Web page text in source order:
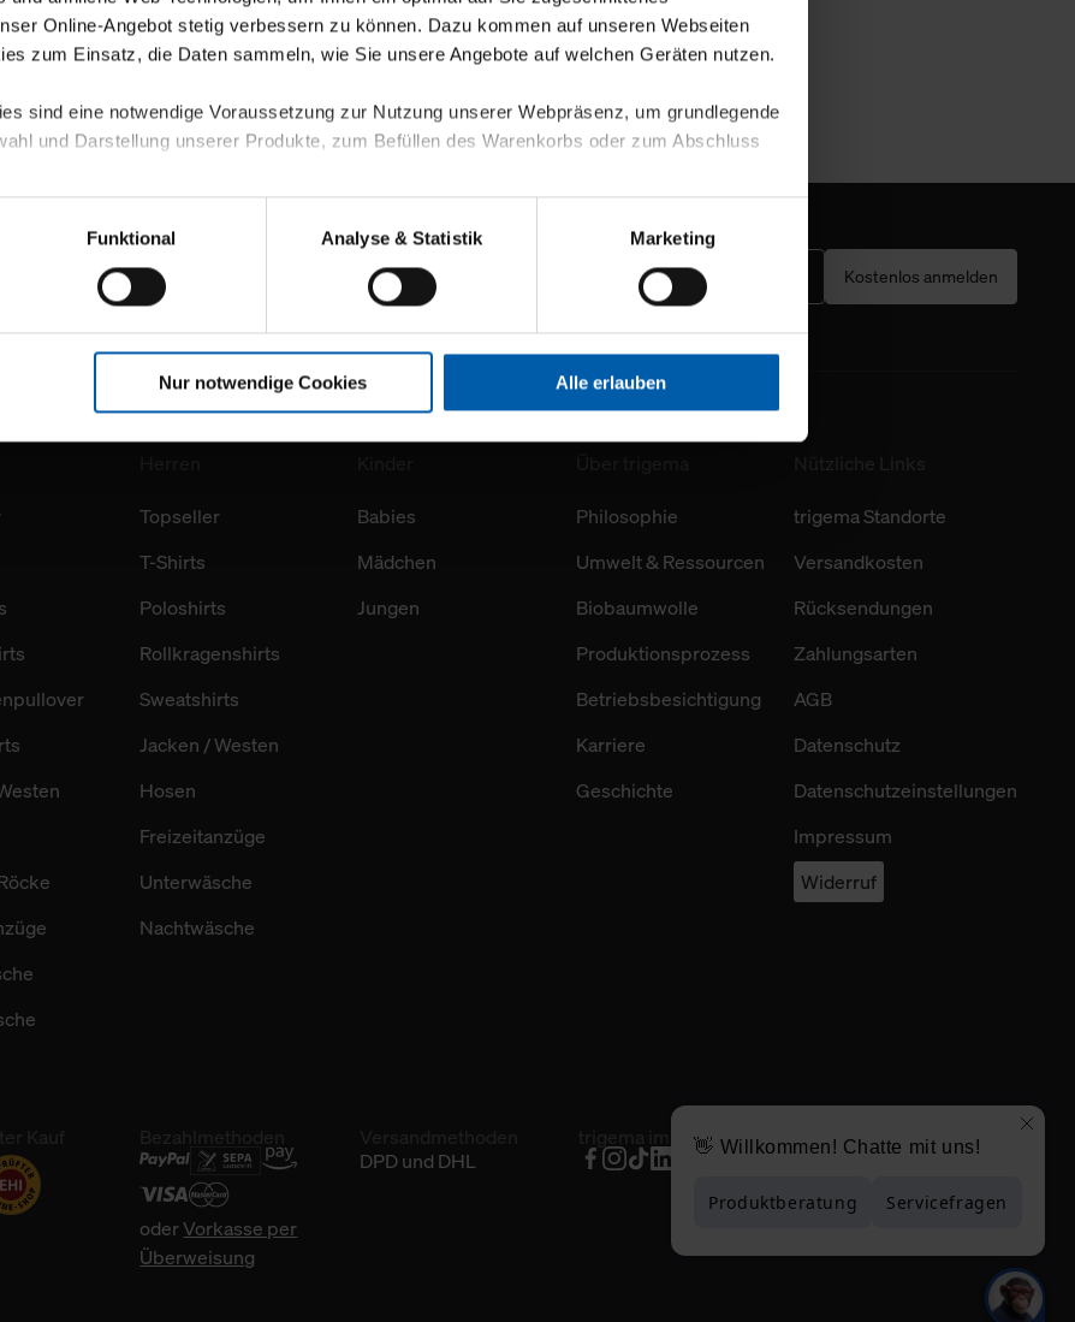
Online-Angebot stetig verbessern zu können. Dazu kommen auf unseren Webseiten
zum Einsatz, die Daten sammeln, wie Sie unsere Angebote auf welchen Geräten nutzen.
sind eine notwendige Voraussetzung zur Nutzung unserer Webpräsenz, um grundlegende
und Darstellung unserer Produkte, zum Befüllen des Warenkorbs oder zum Abschluss
Angebote, Anzeigen und Inhalte aufgrund Ihres Nutzerverhaltens und Ihres Profils
Diese übermitteln wir in anonymisierter Form an Dritte wie etwa unsere
damit wir alle Cookies und Web-Technologien für Ihr personalisiertes Einkaufserlebnis
Sie weiterführende Informationen über die jeweiligen Cookies und ihren
können Sie jederzeit Ihre Einwilligungserklärung anpassen. Ihre Einwilligung ist
Nutzung der Webseite nicht erforderlich und kann jederzeit mit Wirkung für die Zukunft
sowie die bis zum Zeitpunkt der Änderung gesammelten Daten.
und Web-Technologien sowie die Nutzung Ihrer persönlichen Daten finden Sie in
Funktional Analyse & Statistik Marketing
Nur notwendige Cookies Alle erlauben
Umweltbewusst Arbeitsplatzgarantie
Kostenlos anmelden
Topseller
T-Shirts
Poloshirts
Rollkragenshirts
Sweatshirts
Jacken / Westen
Hosen
Freizeitanzüge
Unterwäsche
Nachtwäsche
Babies
Mädchen
Jungen
Philosophie
Umwelt & Ressourcen
Biobaumwolle
Produktionsprozess
Betriebsbesichtigung
Karriere
Geschichte
trigema Standorte
Versandkosten
Rücksendungen
Zahlungsarten
AGB
Datenschutz
Datenschutzeinstellungen
Impressum
Widerruf
oderVorkasse per
Überweisung
DPD und DHL
trigema im Social Web